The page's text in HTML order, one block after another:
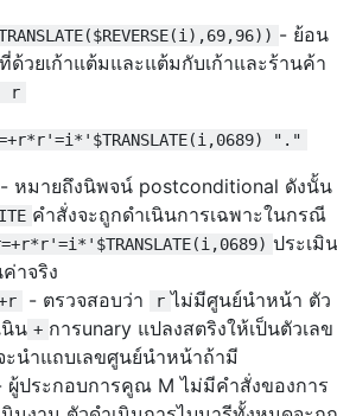
- ย้อน
ด้วยเก้าแต้มและแต้มกับเก้าและร้านค้า
r
"."
- หมายถึงนิพจน์ postconditional ดังนั้น
คำสั่งจะถูกดำเนินการเฉพาะในกรณี
ประเมิน
ค่าจริง
- ตรวจสอบว่า r ไม่มีศูนย์นำหน้า ตัว
นิน + การunary แปลงสตริงให้เป็นตัวเลข
ะนำแถบเลขศูนย์นำหน้าถ้ามี
ผู้ประกอบการคูณ M ไม่มีคำสั่งของการ